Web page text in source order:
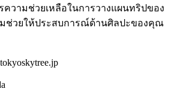
วามช่วยเหลือในการวางแผนทริปของ
ช่วยให้ประสบการณ์ด้านศิลปะของคุณ